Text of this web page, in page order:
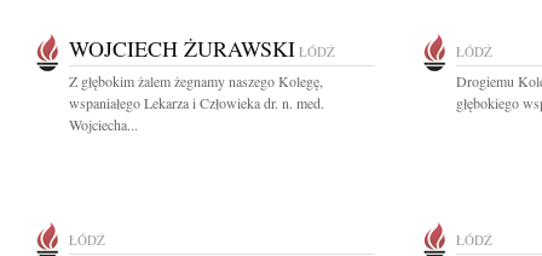
WOJCIECH ŻURAWSKI ŁÓDŹ
Z głębokim żalem żegnamy naszego Kolegę,
wspaniałego Lekarza i Człowieka dr. n. med.
Wojciecha...
ŁÓDŹ
Drogiemu
głębokiego
ŁÓDŹ ŁÓDŹ